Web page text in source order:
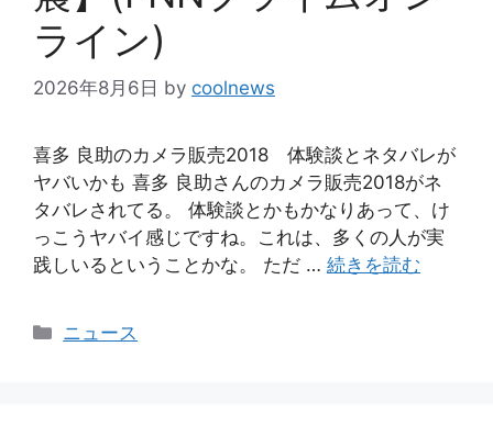
ライン)
2026年8月6日 by coolnews
喜多 良助のカメラ販売2018 体験談とネタバレが
ヤバいかも 喜多 良助さんのカメラ販売2018がネ
タバレされてる。 体験談とかもかなりあって、け
っこうヤバイ感じですね。これは、多くの人が実
践しいるということかな。 ただ … 続きを読む
カ
ニュース